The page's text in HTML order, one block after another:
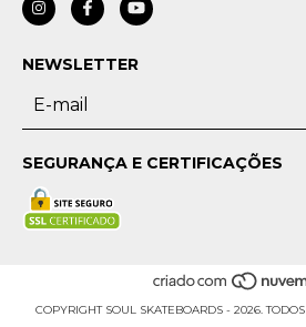
NEWSLETTER
SEGURANÇA E CERTIFICAÇÕES
COPYRIGHT SOUL SKATEBOARDS - 2026.